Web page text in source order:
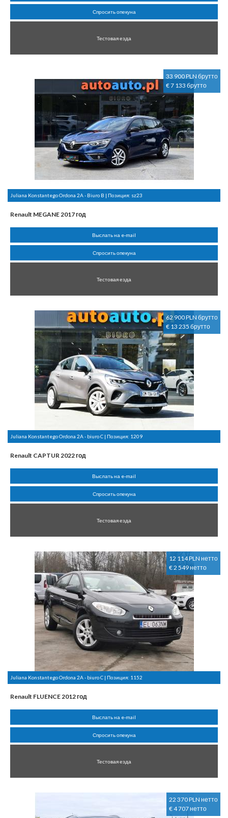
Спросить опекуна
Тестовая езда
33 900 PLN брутто
€ 7 133 брутто
Juliana Konstantego Ordona 2A - Biuro B | Позиция: sz23
Renault MEGANE 2017 год
Выслать на e-mail
Спросить опекуна
Тестовая езда
62 900 PLN брутто
€ 13 235 брутто
Juliana Konstantego Ordona 2A - biuro C | Позиция: 1209
Renault CAPTUR 2022 год
Выслать на e-mail
Спросить опекуна
Тестовая езда
12 114 PLN нетто
€ 2 549 нетто
Juliana Konstantego Ordona 2A - biuro C | Позиция: 1152
Renault FLUENCE 2012 год
Выслать на e-mail
Спросить опекуна
Тестовая езда
22 370 PLN нетто
€ 4 707 нетто